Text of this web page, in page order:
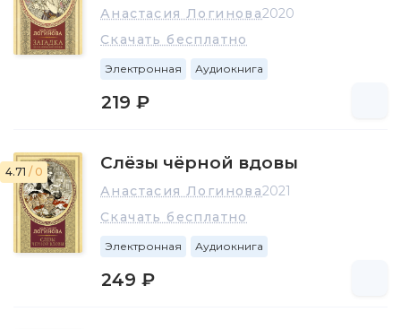
Анастасия Логинова2020
Скачать бесплатно
Электронная Аудиокнига
219 ₽
4.71 / 0 Слёзы чёрной вдовы
Анастасия Логинова2021
Скачать бесплатно
Электронная Аудиокнига
249 ₽